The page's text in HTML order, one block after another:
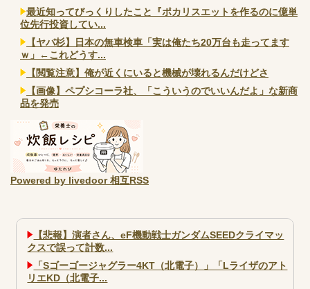
最近知ってびっくりしたこと『ポカリスエットを作るのに億単
位先行投資してい...
【ヤバ杉】日本の無車検車「実は俺たち20万台も走ってます
ｗ」←これどうす...
【閲覧注意】俺が近くにいると機械が壊れるんだけどさ
【画像】ペプシコーラ社、「こういうのでいいんだよ」な新商
品を発売
Powered by livedoor 相互RSS
【悲報】演者さん、eF機動戦士ガンダムSEEDクライマッ
クスで誤って計数...
「Sゴーゴージャグラー4KT（北電子）」「Lライザのアト
リエKD（北電子...